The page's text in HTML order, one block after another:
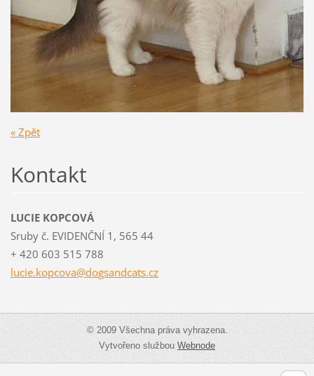
« Zpět
Kontakt
LUCIE KOPCOVÁ
Sruby č. EVIDENČNÍ 1, 565 44
+ 420 603 515 788
lucie.kopcova@dogsandcats.cz
© 2009 Všechna práva vyhrazena.
Vytvořeno službouWebnode